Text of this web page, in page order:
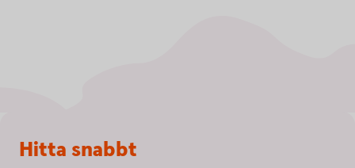
Sidfot
Hitta snabbt